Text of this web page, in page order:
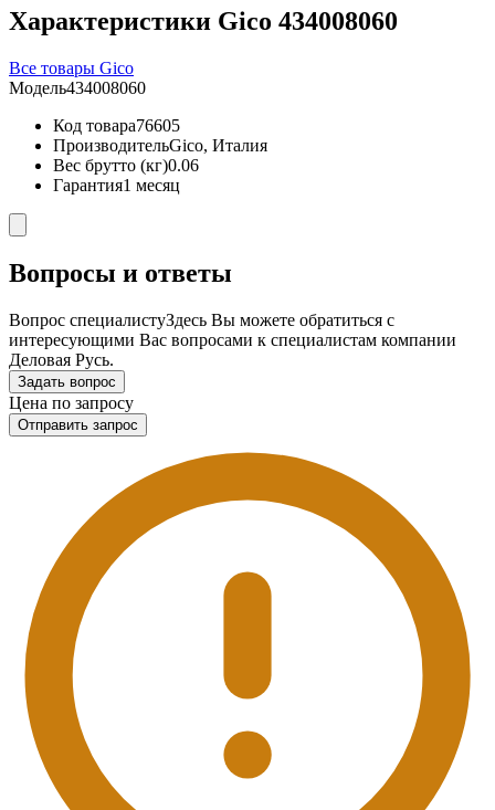
Характеристики Gico 434008060
Все товары Gico
Модель434008060
Код товара76605
ПроизводительGico, Италия
Вес брутто (кг)0.06
Гарантия1 месяц
Вопросы и ответы
Вопрос специалистуЗдесь Вы можете обратиться с
интересующими Вас вопросами к специалистам компании
Деловая Русь.
Задать вопрос
Цена по запросу
Отправить запрос